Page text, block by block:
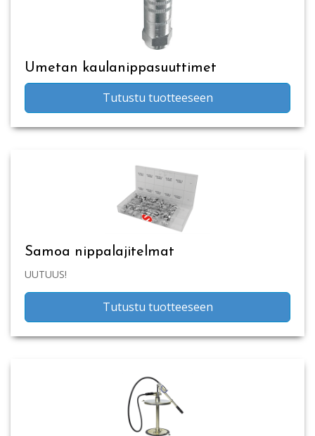
Umetan kaulanippasuuttimet
Tutustu tuotteeseen
Samoa nippalajitelmat
UUTUUS!
Tutustu tuotteeseen